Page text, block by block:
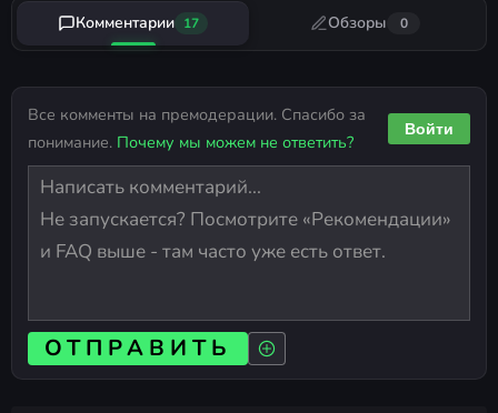
Комментарии 17 Обзоры 0
Все комменты на премодерации. Спасибо за
понимание. Почему мы можем не ответить?
Войти
ОТПРАВИТЬ